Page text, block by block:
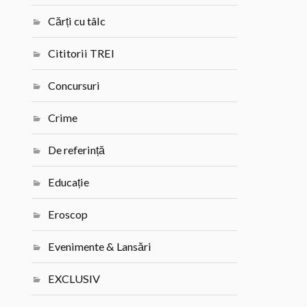
Cărți cu tâlc
Cititorii TREI
Concursuri
Crime
De referință
Educație
Eroscop
Evenimente & Lansări
EXCLUSIV